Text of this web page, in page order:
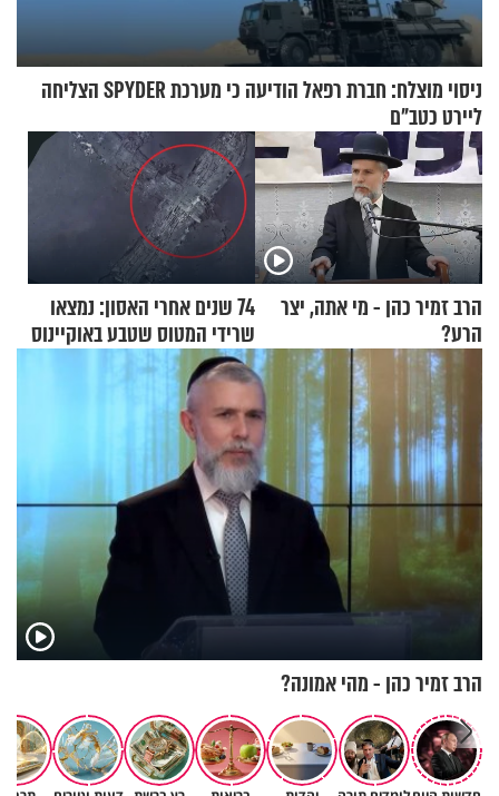
ניסוי מוצלח: חברת רפאל הודיעה כי מערכת SPYDER הצליחה
ליירט כטב"ם
הרב זמיר כהן - מי אתה, יצר
הרע?
74 שנים אחרי האסון: נמצאו
שרידי המטוס שטבע באוקיינוס
עם עשרות נוסעים
הרב זמיר כהן - מהי אמונה?